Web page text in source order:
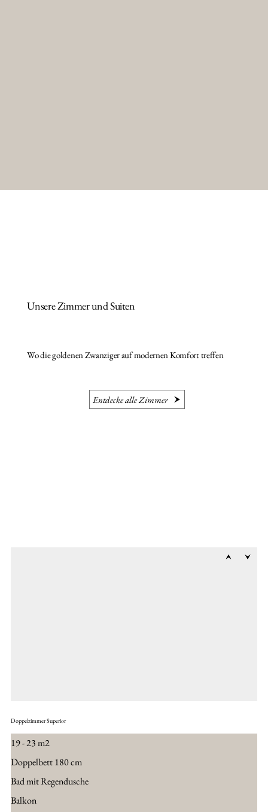
Unsere Zimmer und Suiten
Wo die goldenen Zwanziger auf modernen Komfort treffen
Entdecke alle Zimmer
Doppelzimmer Superior
19 - 23 m2
Doppelbett 180 cm
Bad mit Regendusche
Balkon